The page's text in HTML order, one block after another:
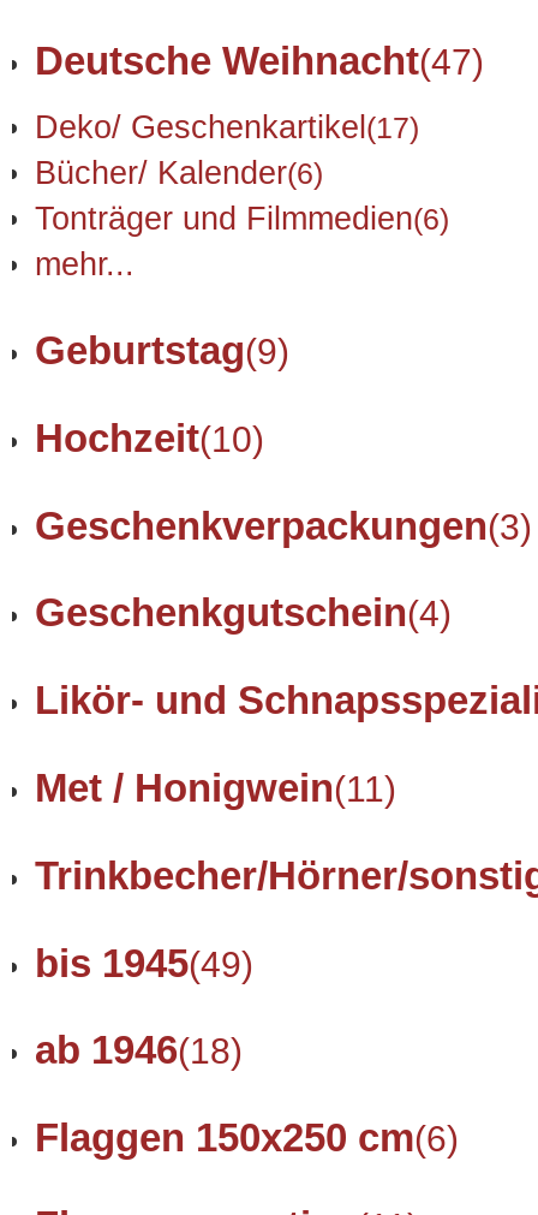
Deutsche Weihnacht(47)
Deko/ Geschenkartikel(17)
Bücher/ Kalender(6)
Tonträger und Filmmedien(6)
mehr...
Geburtstag(9)
Hochzeit(10)
Geschenkverpackungen(3)
Geschenkgutschein(4)
Likör- und
Met / Honigwein(11)
Trinkbecher/Hörner/
bis 1945(49)
ab 1946(18)
Flaggen 150x250 cm(6)